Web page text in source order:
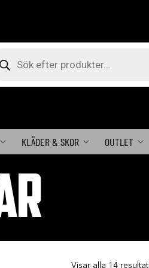
KLÄDER & SKOR OUTLET
Visar alla 14 resultat